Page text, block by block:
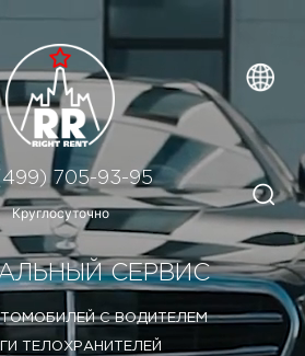
Круглосуточно
705-93-95
СЕРВИС
С ВОДИТЕЛЕМ
ТЕЛОХРАНИТЕЛЕЙ